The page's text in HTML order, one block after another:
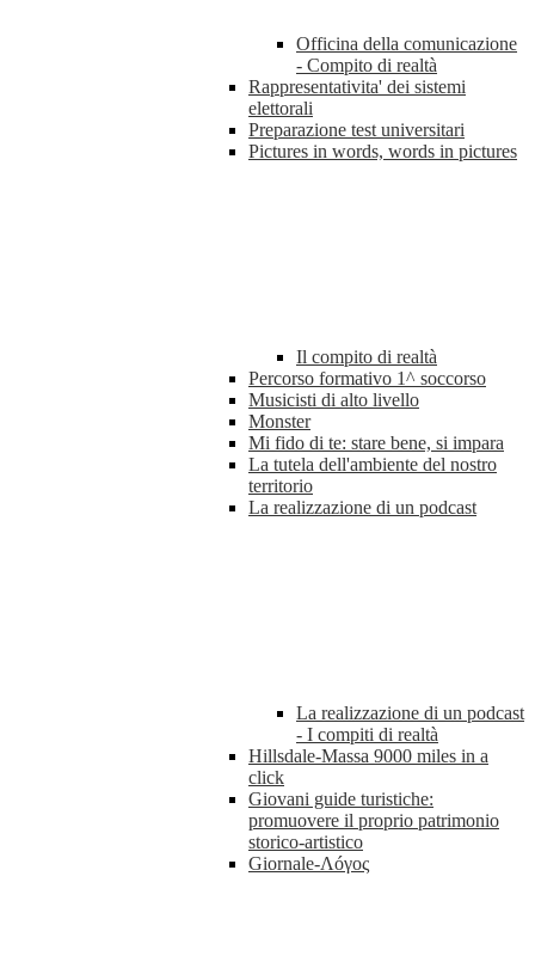
Officina della comunicazione
- Compito di realtà
Rappresentativita' dei sistemi
elettorali
Preparazione test universitari
Pictures in words, words in pictures
Il compito di realtà
Percorso formativo 1^ soccorso
Musicisti di alto livello
Monster
Mi fido di te: stare bene, si impara
La tutela dell'ambiente del nostro
territorio
La realizzazione di un podcast
La realizzazione di un podcast
- I compiti di realtà
Hillsdale-Massa 9000 miles in a
click
Giovani guide turistiche:
promuovere il proprio patrimonio
storico-artistico
Giornale-Λóγος